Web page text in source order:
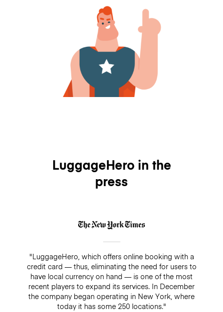
LuggageHero in the
press
"LuggageHero, which offers online booking with a
credit card — thus, eliminating the need for users to
have local currency on hand — is one of the most
recent players to expand its services. In December
the company began operating in New York, where
today it has some 250 locations."